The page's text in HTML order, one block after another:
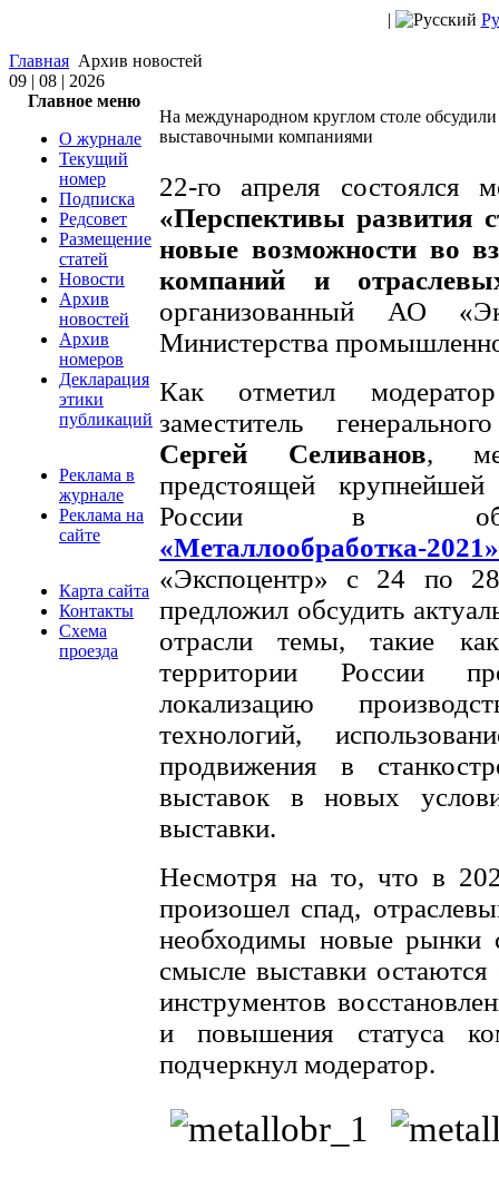
|
Главная Архив новостей
09 | 08 | 2026
Главное меню
О журнале
Текущий
номер
Подписка
Редсовет
Размещение
статей
Новости
Архив
новостей
Архив
номеров
Декларация
этики
публикаций
Реклама в
журнале
Реклама на
сайте
Карта сайта
Контакты
Схема
проезда
На международном круглом столе обсудили
выставочными компаниями
22-го апреля состоялся
«Перспективы развития
новые возможности во
компаний и
организованный АО
Министерства
Как отметил
заместитель
Сергей Селиванов,
предстоящей
России в
«Металлообработка-2021»
«Экспоцентр» с 24 по
предложил обсудить
отрасли темы, такие
территории России
локализацию
технологий,
продвижения в
выставок в новых
выставки.
Несмотря на то, что в
произошел спад,
необходимы новые рынки
смысле выставки
инструментов
и повышения статуса
подчеркнул модератор.